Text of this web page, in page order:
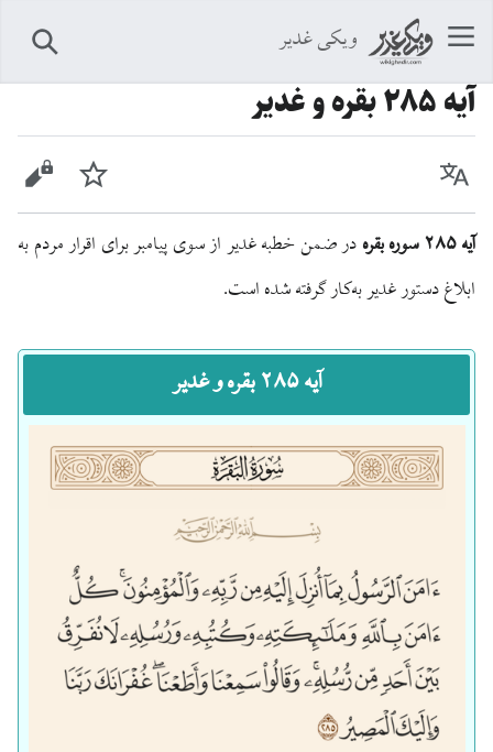
ویکی غدیر
آیه ۲۸۵ بقره و غدیر
زبان پیگیری
آیه ۲۸۵ سوره بقره
در ضمن خطبه غدیر از سوی پیامبر برای اقرار مردم به
ابلاغ دستور غدیر به‌کار گرفته شده است.
آیه ۲۸۵ بقره و غدیر